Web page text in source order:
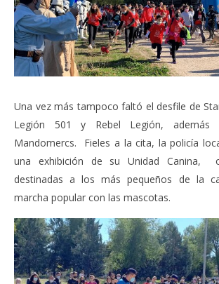
Una vez más tampoco faltó el desfile de
Legión 501 y Rebel Legión, además
Mandomercs. Fieles a la cita, la policía
una exhibición de su Unidad Canina,
destinadas a los más pequeños de la
marcha popular con las mascotas.